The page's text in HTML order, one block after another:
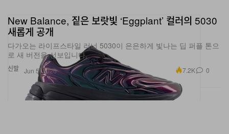
신발
New Balance, 짙은 보랏빛 ‘Eggplant’ 컬러의 5030
새롭게 공개
다가오는 라이프스타일 러너 5030이 은은하게 빛나는 딥 퍼플 톤으
로 새 버전을 선보입니다.
Jun 5, 2026 7.2K 0